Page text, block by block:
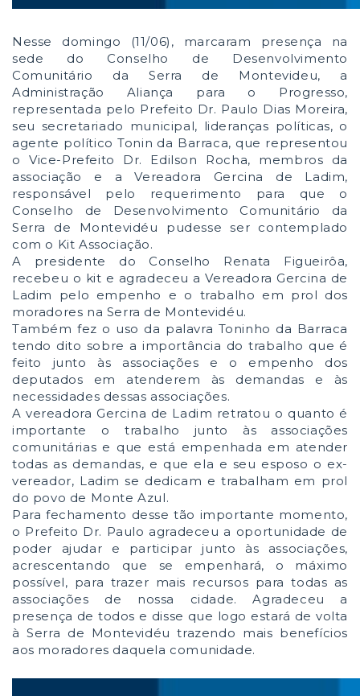
Nesse domingo (11/06), marcaram presença na
sede do Conselho de Desenvolvimento
Comunitário da Serra de Montevideu, a
Administração Aliança para o Progresso,
representada pelo Prefeito Dr. Paulo Dias Moreira,
seu secretariado municipal, lideranças políticas, o
agente político Tonin da Barraca, que representou
o Vice-Prefeito Dr. Edilson Rocha, membros da
associação e a Vereadora Gercina de Ladim,
responsável pelo requerimento para que o
Conselho de Desenvolvimento Comunitário da
Serra de Montevidéu pudesse ser contemplado
com o Kit Associação.
A presidente do Conselho Renata Figueirôa,
recebeu o kit e agradeceu a Vereadora Gercina de
Ladim pelo empenho e o trabalho em prol dos
moradores na Serra de Montevidéu.
Também fez o uso da palavra Toninho da Barraca
tendo dito sobre a importância do trabalho que é
feito junto às associações e o empenho dos
deputados em atenderem às demandas e às
necessidades dessas associações.
A vereadora Gercina de Ladim retratou o quanto é
importante o trabalho junto às associações
comunitárias e que está empenhada em atender
todas as demandas, e que ela e seu esposo o ex-
vereador, Ladim se dedicam e trabalham em prol
do povo de Monte Azul.
Para fechamento desse tão importante momento,
o Prefeito Dr. Paulo agradeceu a oportunidade de
poder ajudar e participar junto às associações,
acrescentando que se empenhará, o máximo
possível, para trazer mais recursos para todas as
associações de nossa cidade. Agradeceu a
presença de todos e disse que logo estará de volta
à Serra de Montevidéu trazendo mais benefícios
aos moradores daquela comunidade.